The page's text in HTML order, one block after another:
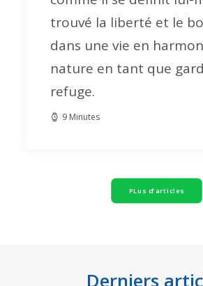
trouvé la liberté et le
dans une vie en
nature en tant que
refuge.
9 Minutes
PLus d'articles
Derniers